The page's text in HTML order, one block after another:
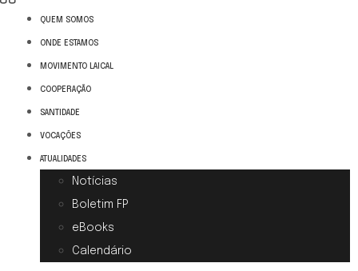
QUEM SOMOS
ONDE ESTAMOS
MOVIMENTO LAICAL
COOPERAÇÃO
SANTIDADE
VOCAÇÕES
ATUALIDADES
Notícias
Boletim FP
eBooks
Calendário